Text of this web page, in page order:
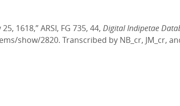
1618,” ARSI, FG 735, 44, Digital Indipetae
show/2820. Transcribed by NB_cr, JM_cr,